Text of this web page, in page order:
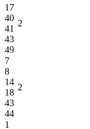
17
40
41
43
49
2
7
8
14
18
43
44
2
1